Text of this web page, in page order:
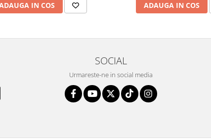
IN COS ADAUGA IN COS
SOCIAL
Urmareste-ne in social media